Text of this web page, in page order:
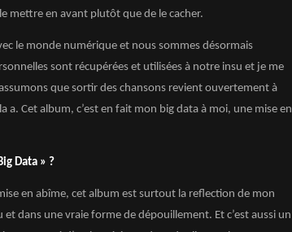
mettre en avant plutôt que de le cacher.
le monde numérique et nous sommes désormais
sont récupérées et utilisées à notre insu et je me
que sortir des chansons revient ouvertement à
a. Cet album, c’est en fait mon big data à moi, une mise en
Data » ?
en abîme, cet album est surtout la reflection de mon
et dans une vraie forme de dépouillement. Et c’est aussi un